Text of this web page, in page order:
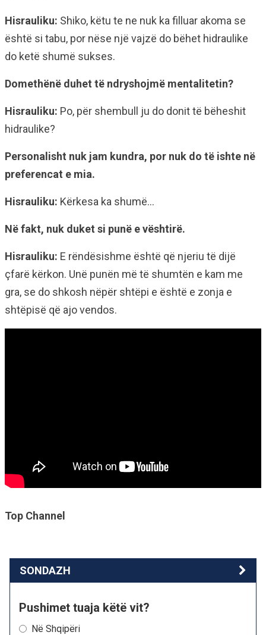
Hisrauliku: Shiko, këtu te ne nuk ka filluar akoma se
është si tabu, por nëse një vajzë do bëhet hidraulike
do ketë shumë sukses.
Domethënë duhet të ndryshojmë mentalitetin?
Hisrauliku: Po, për shembull ju do donit të bëheshit
hidraulike?
Personalisht nuk jam kundra, por nuk do të ishte në
preferencat e mia.
Hisrauliku: Kërkesa ka shumë…
Në fakt, nuk duket si punë e vështirë.
Hisrauliku: E rëndësishme është që njeriu të dijë
çfarë kërkon. Unë punën më të shumtën e kam me
gra, se do shkosh nëpër shtëpi e është e zonja e
shtëpisë që ajo vendos.
Top Channel
SONDAZH
Pushimet tuaja këtë vit?
Në Shqipëri